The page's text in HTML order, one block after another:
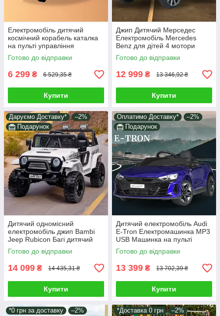
Електромобіль дитячий
космічний корабель каталка
на пульті управління
Підсвічування мелодії
двигуни 35W Червоний
Готово до відправки
6 299 ₴ 6 529,35 ₴
Купити
Джип Дитячий Мерседес
Електромобіль Mercedes
Benz для дітей 4 мотори
пульт TF MP3 USB Bluetooth
музика сірий
Готово до відправки
12 999 ₴ 13 346,92 ₴
Купити
Даруємо Доставку*
–2%
Подарунок
Дитячий одномісний
електромобіль джип Bambi
Jeep Rubicon Багі дитячий
Позашляховик з пультом
керування MP3 TF
Готово до відправки
14 099 ₴ 14 435,31 ₴
Купити
Оплатимо Доставку*
–2%
Подарунок
Дитячий електромобіль Audi
E-Tron Електромашинка MP3
USB Машинка на пульті
Іграшковий транспорт
електромобіль
Готово до відправки
13 399 ₴ 13 702,39 ₴
Купити
*0 грн за доставку
–2%
*Доставка 0 грн
–2%